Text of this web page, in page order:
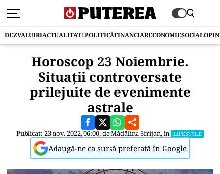
DEZVALUIRIACTUALITATEPOLITICĂFINANCIARECONOMIESOCIAL
Horoscop 23 Noiembrie.
Situații controversate
prilejuite de evenimente
astrale
Publicat: 23 nov. 2022, 06:00, deMădălina Sfrijan, în LIFESTYLE
Adaugă-ne ca sursă preferată în Google